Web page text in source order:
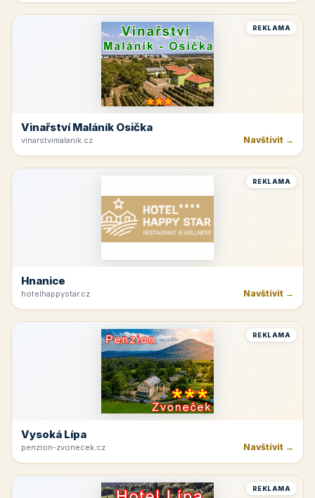
REKLAMA
Vinařství Maláník Osička
vinarstvimalanik.cz Navštívit →
REKLAMA
Hnanice
hotelhappystar.cz Navštívit →
REKLAMA
Vysoká Lípa
penzion-zvonecek.cz Navštívit →
REKLAMA